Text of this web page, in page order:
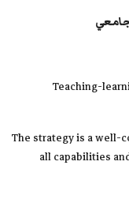
Teaching-
The strategy is a well-
all capabilities